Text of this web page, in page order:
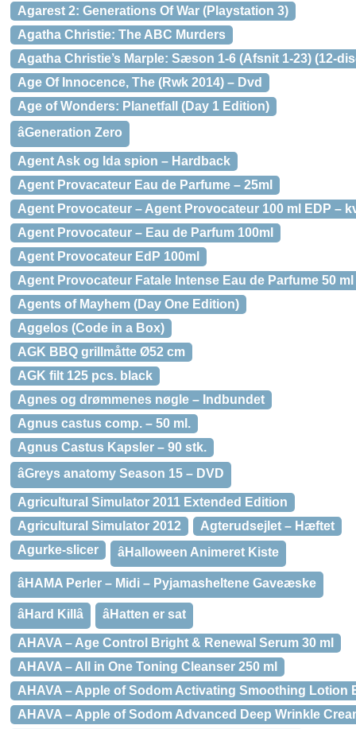
Agarest 2: Generations Of War (Playstation 3)
Agatha Christie: The ABC Murders
Agatha Christie’s Marple: Sæson 1-6 (Afsnit 1-23) (12-
Age Of Innocence, The (Rwk 2014) – Dvd
Age of Wonders: Planetfall (Day 1 Edition)
âGeneration Zero
Agent Ask og Ida spion – Hardback
Agent Provacateur Eau de Parfume – 25ml
Agent Provocateur – Agent Provocateur 100 ml EDP –
Agent Provocateur – Eau de Parfum 100ml
Agent Provocateur EdP 100ml
Agent Provocateur Fatale Intense Eau de Parfume 50 ml
Agents of Mayhem (Day One Edition)
Aggelos (Code in a Box)
AGK BBQ grillmåtte Ø52 cm
AGK filt 125 pcs. black
Agnes og drømmenes nøgle – Indbundet
Agnus castus comp. – 50 ml.
Agnus Castus Kapsler – 90 stk.
âGreys anatomy Season 15 – DVD
Agricultural Simulator 2011 Extended Edition
Agricultural Simulator 2012
Agterudsejlet – Hæftet
Agurke-slicer
âHalloween Animeret Kiste
âHAMA Perler – Midi – Pyjamasheltene Gaveæske
âHard Killâ âHatten er sat
AHAVA – Age Control Bright & Renewal Serum 30 ml
AHAVA – All in One Toning Cleanser 250 ml
AHAVA – Apple of Sodom Activating Smoothing Lotion
AHAVA – Apple of Sodom Advanced Deep Wrinkle